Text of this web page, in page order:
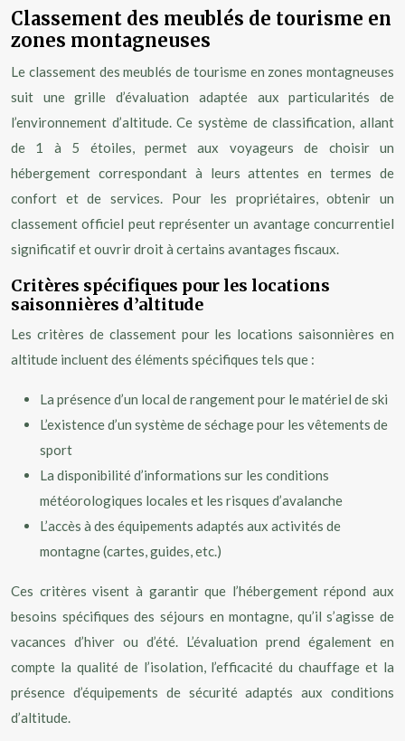
Classement des meublés de tourisme en
zones montagneuses
Le classement des meublés de tourisme en zones montagneuses
suit une grille d’évaluation adaptée aux particularités de
l’environnement d’altitude. Ce système de classification, allant
de 1 à 5 étoiles, permet aux voyageurs de choisir un
hébergement correspondant à leurs attentes en termes de
confort et de services. Pour les propriétaires, obtenir un
classement officiel peut représenter un avantage concurrentiel
significatif et ouvrir droit à certains avantages fiscaux.
Critères spécifiques pour les locations
saisonnières d’altitude
Les critères de classement pour les locations saisonnières en
altitude incluent des éléments spécifiques tels que :
La présence d’un local de rangement pour le matériel de ski
L’existence d’un système de séchage pour les vêtements de
sport
La disponibilité d’informations sur les conditions
météorologiques locales et les risques d’avalanche
L’accès à des équipements adaptés aux activités de
montagne (cartes, guides, etc.)
Ces critères visent à garantir que l’hébergement répond aux
besoins spécifiques des séjours en montagne, qu’il s’agisse de
vacances d’hiver ou d’été. L’évaluation prend également en
compte la qualité de l’isolation, l’efficacité du chauffage et la
présence d’équipements de sécurité adaptés aux conditions
d’altitude.